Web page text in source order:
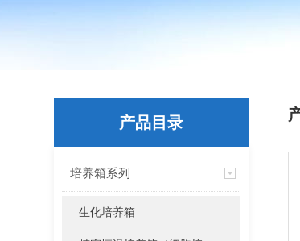
产品目录
培养箱系列
生化培养箱